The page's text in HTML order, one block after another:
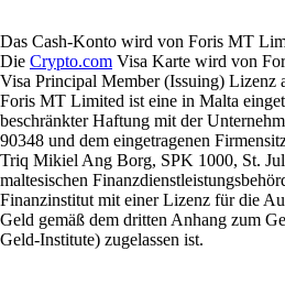
Das Cash-Konto wird von Foris MT
Die Crypto.com Visa Karte wird von
Visa Principal Member (Issuing) Lizenz
Foris MT Limited ist eine in Malta
beschränkter Haftung mit der
90348 und dem eingetragenen
Triq Mikiel Ang Borg, SPK 1000, St.
maltesischen
Finanzinstitut mit einer Lizenz für die
Geld gemäß dem dritten Anhang zum
Geld-Institute) zugelassen ist.